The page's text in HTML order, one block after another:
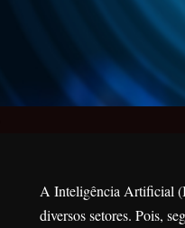
A Inteligência Artificial
diversos setores. Pois,